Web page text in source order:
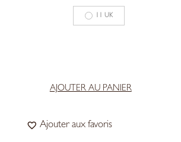
11 UK
TLB
AJOUTER AU PANIER
Ajouter aux favoris